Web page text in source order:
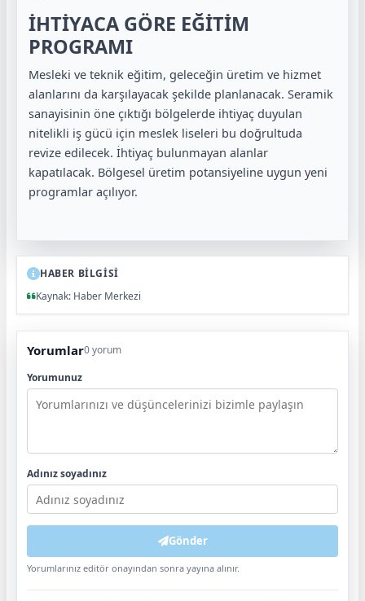
İHTİYACA GÖRE EĞİTİM
PROGRAMI
Mesleki ve teknik eğitim, geleceğin üretim ve hizmet
alanlarını da karşılayacak şekilde planlanacak. Seramik
sanayisinin öne çıktığı bölgelerde ihtiyaç duyulan
nitelikli iş gücü için meslek liseleri bu doğrultuda
revize edilecek. İhtiyaç bulunmayan alanlar
kapatılacak. Bölgesel üretim potansiyeline uygun yeni
programlar açılıyor.
HABER BİLGİSİ
Kaynak: Haber Merkezi
Yorumlar0 yorum
Yorumunuz
Adınız soyadınız
Gönder
Yorumlarınız editör onayından sonra yayına alınır.